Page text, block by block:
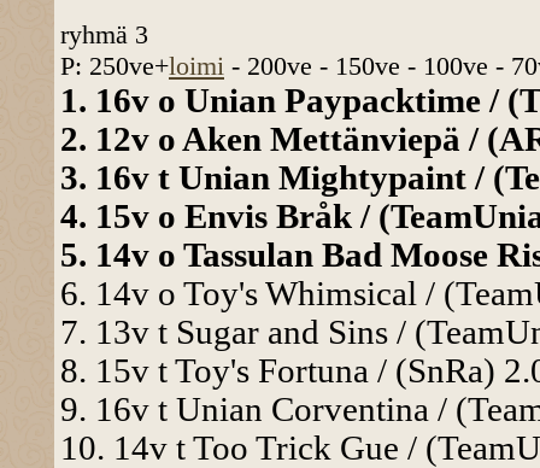
ryhmä 3
P: 250ve+loimi - 200ve - 150ve - 100ve -
1. 16v o Unian Paypacktime /
2. 12v o Aken Mettänviepä /
3. 16v t Unian Mightypaint /
4. 15v o Envis Bråk /
5. 14v o Tassulan Bad Moose
6. 14v o Toy's Whimsical /
7. 13v t Sugar and Sins /
8. 15v t Toy's Fortuna / (SnRa)
9. 16v t Unian Corventina /
10. 14v t Too Trick Gue /